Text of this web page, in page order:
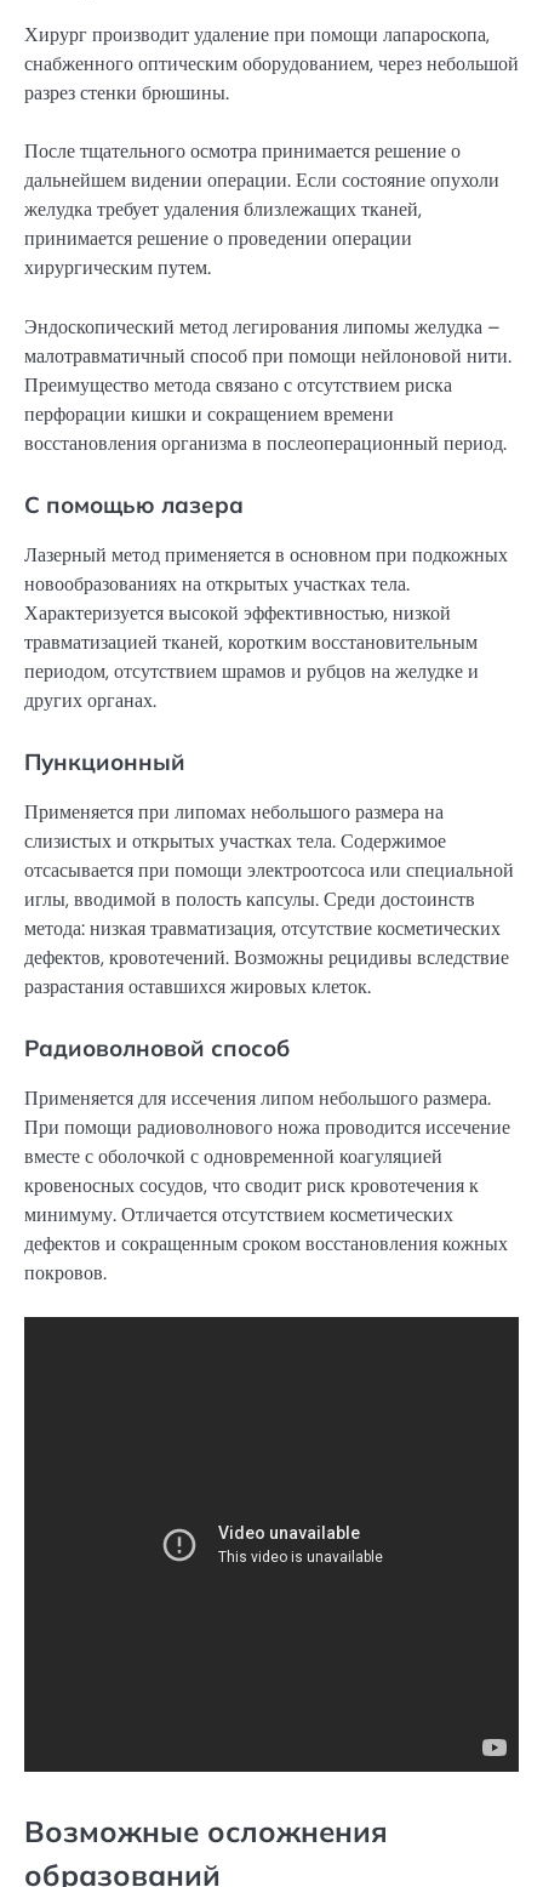
Хирург производит удаление при помощи лапароскопа,
снабженного оптическим оборудованием, через небольшой
разрез стенки брюшины.
После тщательного осмотра принимается решение о
дальнейшем видении операции. Если состояние опухоли
желудка требует удаления близлежащих тканей,
принимается решение о проведении операции
хирургическим путем.
Эндоскопический метод легирования липомы желудка –
малотравматичный способ при помощи нейлоновой нити.
Преимущество метода связано с отсутствием риска
перфорации кишки и сокращением времени
восстановления организма в послеоперационный период.
С помощью лазера
Лазерный метод применяется в основном при подкожных
новообразованиях на открытых участках тела.
Характеризуется высокой эффективностью, низкой
травматизацией тканей, коротким восстановительным
периодом, отсутствием шрамов и рубцов на желудке и
других органах.
Пункционный
Применяется при липомах небольшого размера на
слизистых и открытых участках тела. Содержимое
отсасывается при помощи электроотсоса или специальной
иглы, вводимой в полость капсулы. Среди достоинств
метода: низкая травматизация, отсутствие косметических
дефектов, кровотечений. Возможны рецидивы вследствие
разрастания оставшихся жировых клеток.
Радиоволновой способ
Применяется для иссечения липом небольшого размера.
При помощи радиоволнового ножа проводится иссечение
вместе с оболочкой с одновременной коагуляцией
кровеносных сосудов, что сводит риск кровотечения к
минимуму. Отличается отсутствием косметических
дефектов и сокращенным сроком восстановления кожных
покровов.
Возможные осложнения
образований